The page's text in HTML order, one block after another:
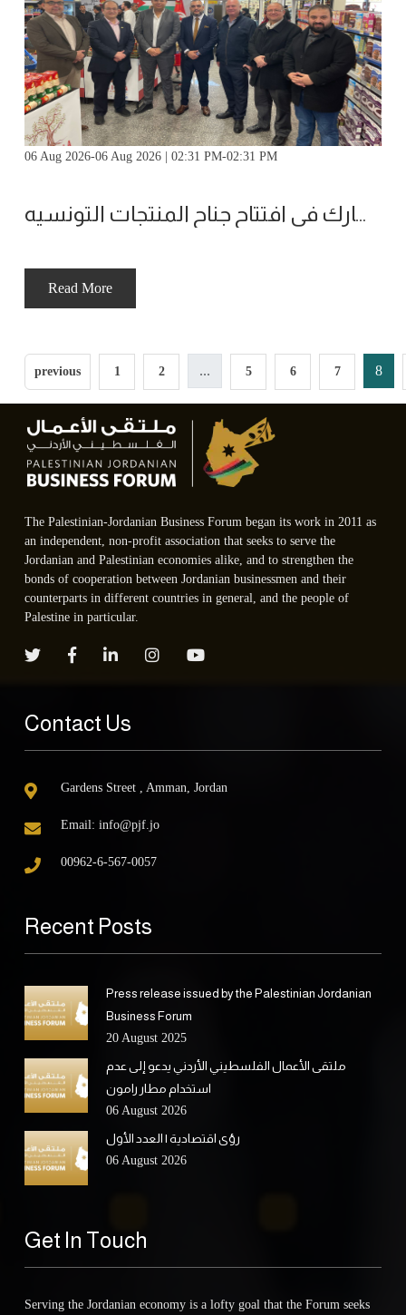
06 Aug 2026-06 Aug 2026 | 02:31 PM-02:31 PM
ملتقى الأعمال يشارك في افتتاح جناح المنتجات التونسيه
Read More
previous 1 2 ... 5 6 7 8
The Palestinian-Jordanian Business Forum began its work in 2011 as
an independent, non-profit association that seeks to serve the
Jordanian and Palestinian economies alike, and to strengthen the
bonds of cooperation between Jordanian businessmen and their
counterparts in different countries in general, and the people of
Palestine in particular.
Contact Us
Gardens Street , Amman, Jordan
Email: info@pjf.jo
00962-6-567-0057
Recent Posts
Press release issued by the Palestinian Jordanian
Business Forum
20 August 2025
ملتقى الأعمال الفلسطيني الأردني يدعو إلى عدم
استخدام مطار رامون
06 August 2026
رؤى اقتصادية | العدد الأول
06 August 2026
Get In Touch
Serving the Jordanian economy is a lofty goal that the Forum seeks